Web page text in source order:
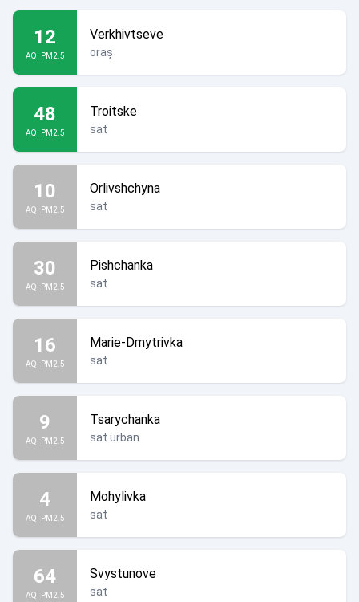
12
AQI PM2.5
Verkhivtseve
oraș
48
AQI PM2.5
Troitske
sat
10
AQI PM2.5
Orlivshchyna
sat
30
AQI PM2.5
Pishchanka
sat
16
AQI PM2.5
Marie-Dmytrivka
sat
9
AQI PM2.5
Tsarychanka
sat urban
4
AQI PM2.5
Mohylivka
sat
64
AQI PM2.5
Svystunove
sat